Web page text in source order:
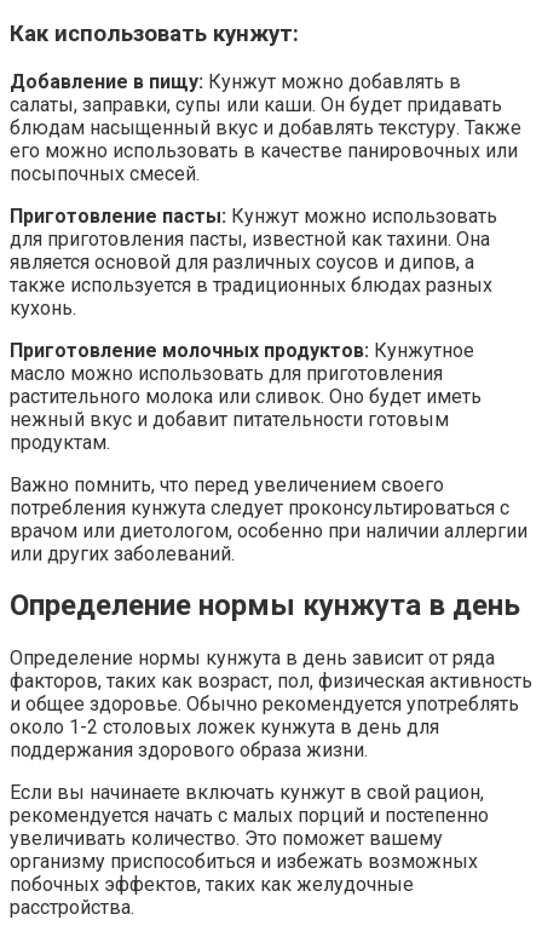
Как использовать кунжут:
Добавление в пищу: Кунжут можно добавлять в
салаты, заправки, супы или каши. Он будет придавать
блюдам насыщенный вкус и добавлять текстуру. Также
его можно использовать в качестве панировочных или
посыпочных смесей.
Приготовление пасты: Кунжут можно использовать
для приготовления пасты, известной как тахини. Она
является основой для различных соусов и дипов, а
также используется в традиционных блюдах разных
кухонь.
Приготовление молочных продуктов: Кунжутное
масло можно использовать для приготовления
растительного молока или сливок. Оно будет иметь
нежный вкус и добавит питательности готовым
продуктам.
Важно помнить, что перед увеличением своего
потребления кунжута следует проконсультироваться с
врачом или диетологом, особенно при наличии аллергии
или других заболеваний.
Определение нормы кунжута в день
Определение нормы кунжута в день зависит от ряда
факторов, таких как возраст, пол, физическая активность
и общее здоровье. Обычно рекомендуется употреблять
около 1-2 столовых ложек кунжута в день для
поддержания здорового образа жизни.
Если вы начинаете включать кунжут в свой рацион,
рекомендуется начать с малых порций и постепенно
увеличивать количество. Это поможет вашему
организму приспособиться и избежать возможных
побочных эффектов, таких как желудочные
расстройства.